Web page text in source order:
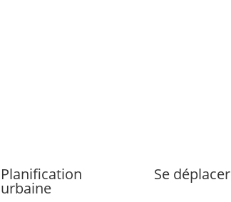
Planification
urbaine
Se déplacer